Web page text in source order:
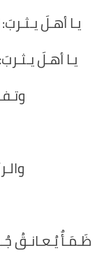
يـا أهـلَ
يـا أهـلَ
ظَـمَـأٌ يُـعـانـقُ